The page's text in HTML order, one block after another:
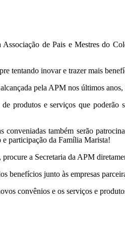
de Pais e Mestres do
tentando inovar e trazer mais
pela APM nos últimos
de produtos e serviços que
conveniadas também serão
e participação da Família Marista!
procure a Secretaria da APM
benefícios junto às empresas
convênios e os serviços e